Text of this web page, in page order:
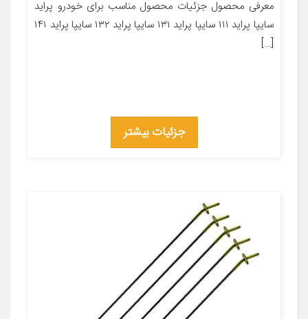
معرفی محصول جزئیات محصول مناسب برای خودرو پراید
سایپا پراید ۱۱۱ سایپا پراید ۱۳۱ سایپا پراید ۱۳۲ سایپا پراید ۱۴۱
[…]
جزئیات بیشتر